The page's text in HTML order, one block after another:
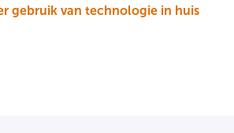
gebruik van technologie in huis